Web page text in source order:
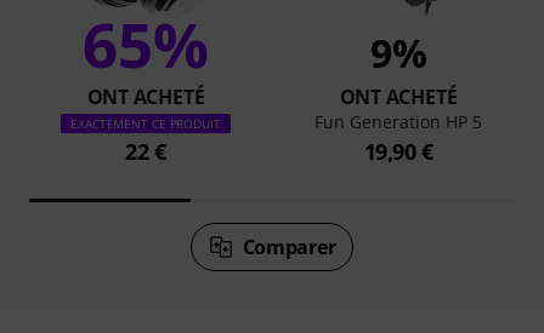
65%
ONT ACHETÉ
EXACTEMENT CE PRODUIT
22 €
9%
ONT ACHETÉ
Fun Generation HP 5
19,90 €
Comparer